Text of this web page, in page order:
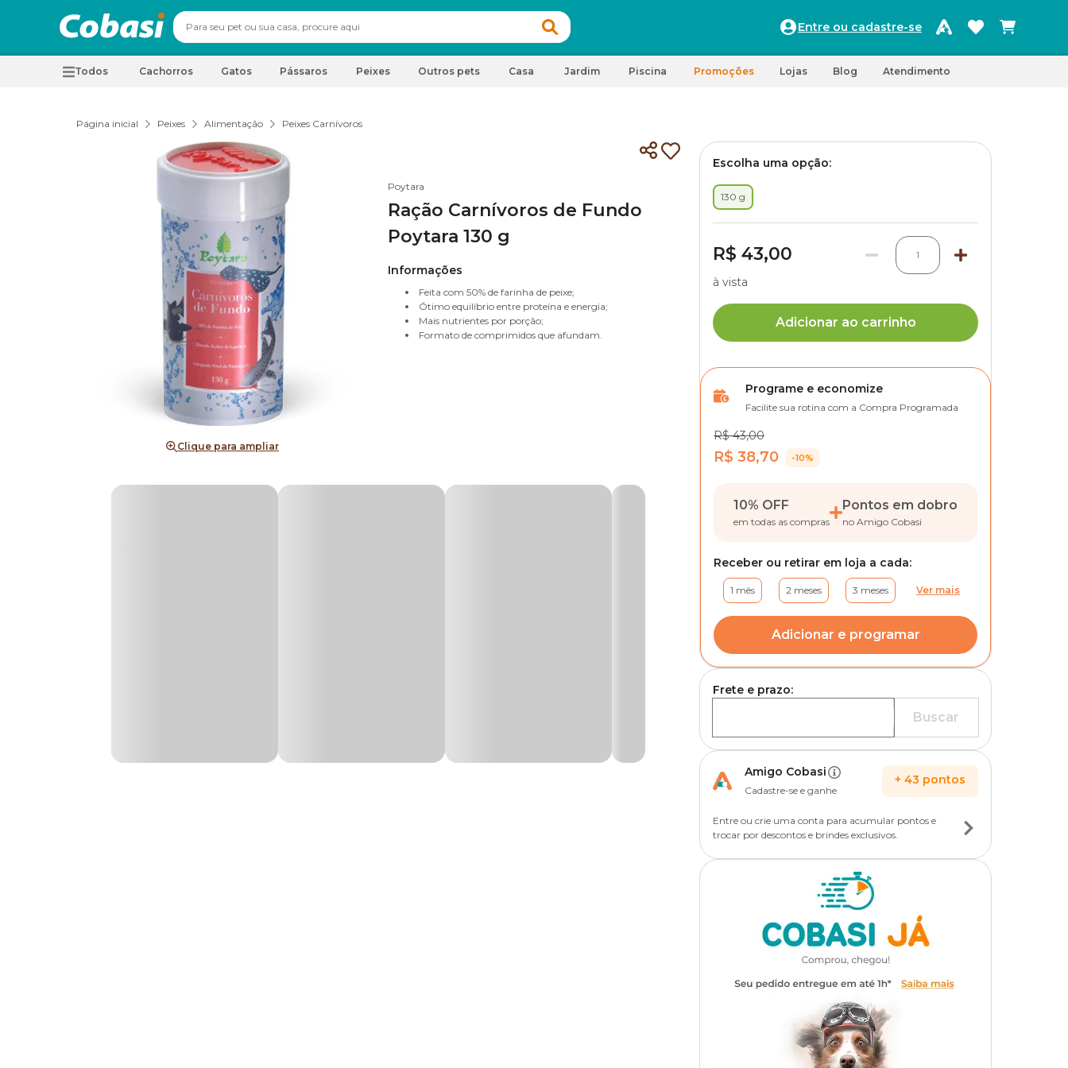
Entre ou cadastre-se
Todos Cachorros Gatos Pássaros Peixes Outros pets Casa Jardim Piscina Promoções Lojas Blog Atendimento
Página inicial Peixes Alimentação Peixes Carnívoros
Clique para ampliar
Poytara
Ração Carnívoros de Fundo
Poytara 130 g
Informações
Feita com 50% de farinha de peixe;
Ótimo equilíbrio entre proteína e energia;
Mais nutrientes por porção;
Formato de comprimidos que afundam.
Escolha uma opção:
130 g
R$ 43,00 1
à vista
Adicionar ao carrinho
Programe e economize
Facilite sua rotina com a Compra Programada
R$ 43,00
R$ 38,70 -10%
10% OFF
em todas as compras
Pontos em dobro
no Amigo Cobasi
Receber ou retirar em loja a cada:
1 mês 2 meses 3 meses Ver mais
Adicionar e programar
Frete e prazo:
Buscar
Amigo Cobasi
Cadastre-se e ganhe
+ 43 pontos
Entre ou crie uma conta para acumular pontos e
trocar por descontos e brindes exclusivos.